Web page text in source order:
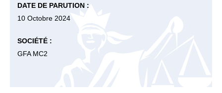
DATE DE PARUTION :
10 Octobre 2024
SOCIÉTÉ :
GFA MC2